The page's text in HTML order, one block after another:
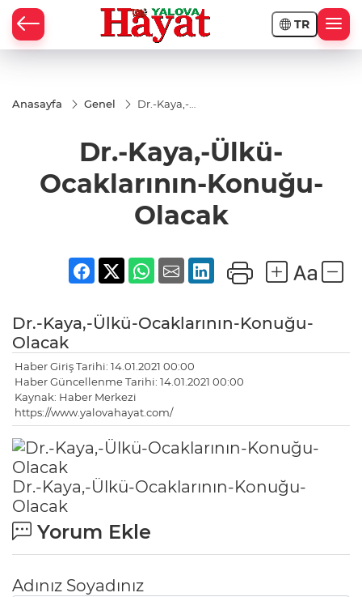
TR
Anasayfa Genel
Dr.-Kaya,-
Konuğu-
Olacak
Dr.-Kaya,-Ülkü-
Ocaklarının-Konuğu-
Olacak
Dr.-Kaya,-Ülkü-Ocaklarının-Konuğu-
Olacak
Haber Giriş Tarihi: 14.01.2021 00:00
Haber Güncellenme Tarihi: 14.01.2021 00:00
Kaynak: Haber Merkezi
https://www.yalovahayat.com/
Dr.-Kaya,-Ülkü-Ocaklarının-Konuğu-
Olacak
Yorum Ekle
Adınız Soyadınız